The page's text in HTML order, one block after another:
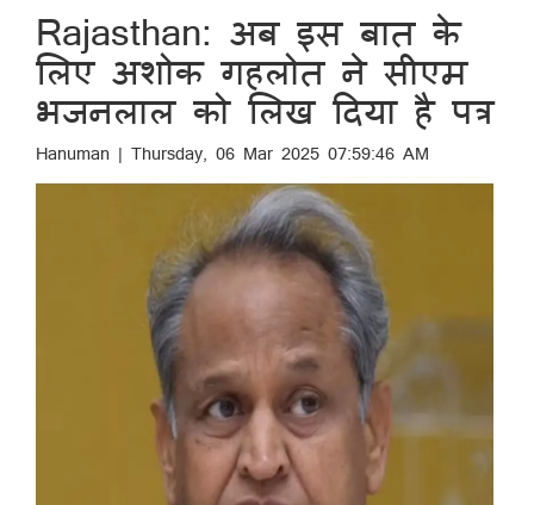
Rajasthan: अब इस बात के
लिए अशोक गहलोत ने सीएम
भजनलाल को लिख दिया है पत्र
Hanuman | Thursday, 06 Mar 2025 07:59:46 AM